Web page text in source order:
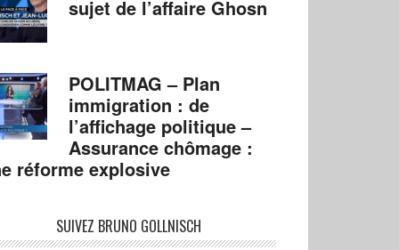
sujet de l’affaire Ghosn
POLITMAG – Plan
immigration : de
l’affichage politique –
Assurance chômage :
réforme explosive
SUIVEZ BRUNO GOLLNISCH